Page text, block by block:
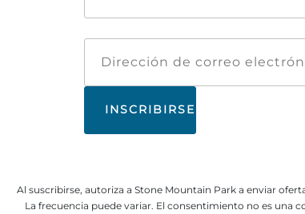
de
Al suscribirse, autoriza a Stone Mountain Park a enviar
La frecuencia puede variar. El consentimiento no es una